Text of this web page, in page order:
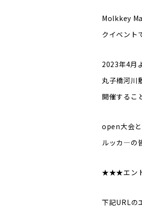
Molkkey
クイベント
2023年4月
丸子橋河川
開催するこ
open大会と
ルッカ―の
★★★エン
下記URLの